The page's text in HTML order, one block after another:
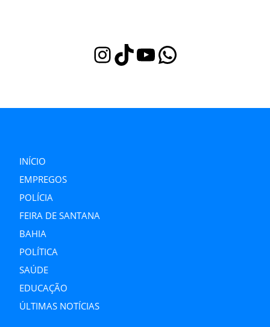
InstagramTikTok Youtube WhatsApp
INÍCIO
EMPREGOS
POLÍCIA
FEIRA DE SANTANA
BAHIA
POLÍTICA
SAÚDE
EDUCAÇÃO
ÚLTIMAS NOTÍCIAS